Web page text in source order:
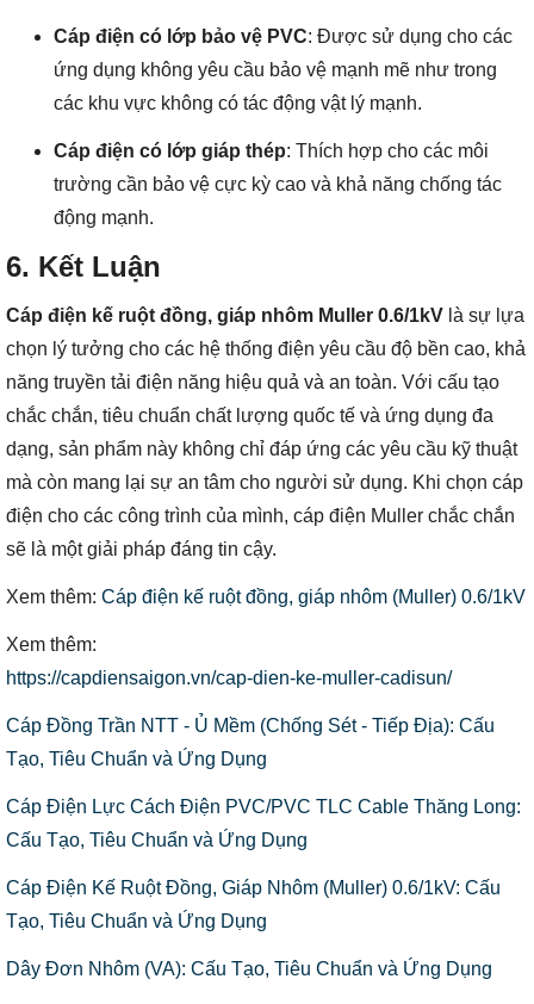
Cáp điện có lớp bảo vệ PVC: Được sử dụng cho các
ứng dụng không yêu cầu bảo vệ mạnh mẽ như trong
các khu vực không có tác động vật lý mạnh.
Cáp điện có lớp giáp thép: Thích hợp cho các môi
trường cần bảo vệ cực kỳ cao và khả năng chống tác
động mạnh.
6. Kết Luận
Cáp điện kế ruột đồng, giáp nhôm Muller 0.6/1kV là sự lựa
chọn lý tưởng cho các hệ thống điện yêu cầu độ bền cao, khả
năng truyền tải điện năng hiệu quả và an toàn. Với cấu tạo
chắc chắn, tiêu chuẩn chất lượng quốc tế và ứng dụng đa
dạng, sản phẩm này không chỉ đáp ứng các yêu cầu kỹ thuật
mà còn mang lại sự an tâm cho người sử dụng. Khi chọn cáp
điện cho các công trình của mình, cáp điện Muller chắc chắn
sẽ là một giải pháp đáng tin cậy.
Xem thêm: Cáp điện kế ruột đồng, giáp nhôm (Muller) 0.6/1kV
Xem thêm:
https://capdiensaigon.vn/cap-dien-ke-muller-cadisun/
Cáp Đồng Trần NTT - Ủ Mềm (Chống Sét - Tiếp Địa): Cấu
Tạo, Tiêu Chuẩn và Ứng Dụng
Cáp Điện Lực Cách Điện PVC/PVC TLC Cable Thăng Long:
Cấu Tạo, Tiêu Chuẩn và Ứng Dụng
Cáp Điện Kế Ruột Đồng, Giáp Nhôm (Muller) 0.6/1kV: Cấu
Tạo, Tiêu Chuẩn và Ứng Dụng
Dây Đơn Nhôm (VA): Cấu Tạo, Tiêu Chuẩn và Ứng Dụng